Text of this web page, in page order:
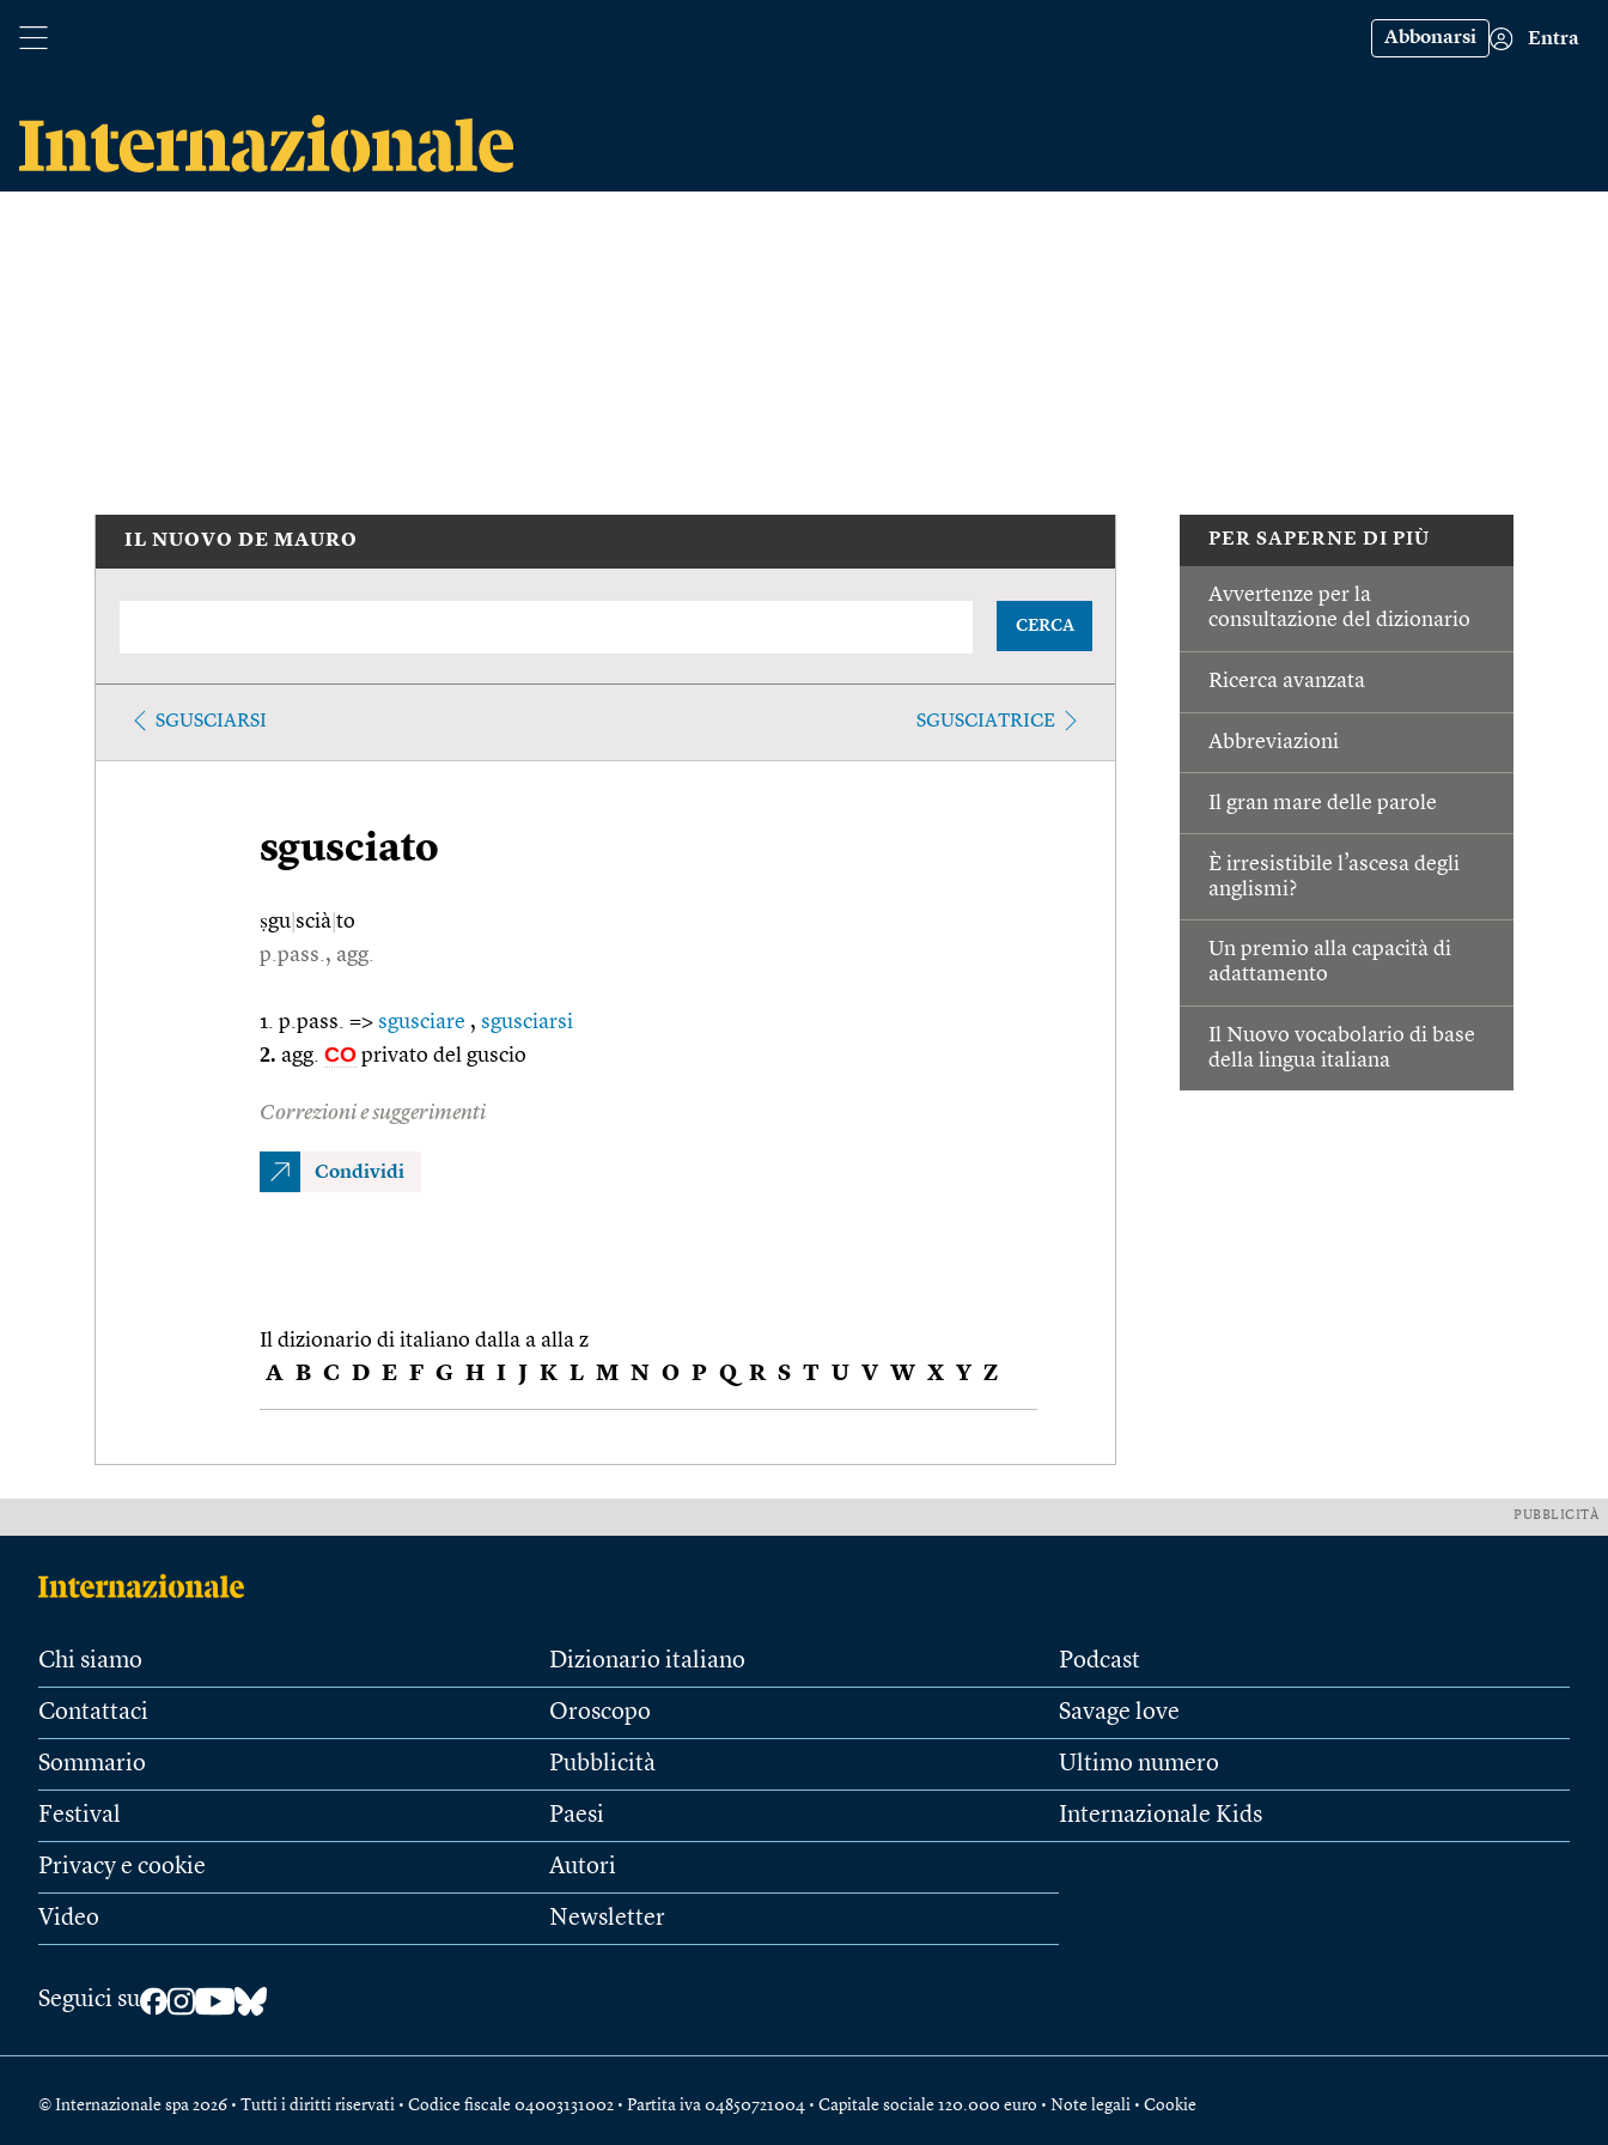
Abbonarsi Entra
PER SAPERNE DI PIÙ
Avvertenze per la
consultazione del dizionario
Ricerca avanzata
Abbreviazioni
Il gran mare delle parole
È irresistibile l’ascesa degli
anglismi?
Un premio alla capacità di
adattamento
Il Nuovo vocabolario di base
della lingua italiana
IL NUOVO DE MAURO
CERCA
SGUSCIARSI SGUSCIATRICE
sgusciato
ṣgu scià to
p.pass., agg.
1. p.pass. => sgusciare , sgusciarsi
2. agg. CO privato del guscio
Correzioni e suggerimenti
Condividi
Il dizionario di italiano dalla a alla z
A B C D E F G H I J K L M N O P Q R S T U V W X Y Z
PUBBLICITÀ
Chi siamo
Contattaci
Sommario
Festival
Privacy e cookie
Video
Dizionario italiano
Oroscopo
Pubblicità
Paesi
Autori
Newsletter
Podcast
Savage love
Ultimo numero
Internazionale Kids
Seguici su
© Internazionale spa 2026 • Tutti i diritti riservati • Codice fiscale 04003131002 • Partita iva 04850721004 • Capitale sociale 120.000 euro • Note legali • Cookie